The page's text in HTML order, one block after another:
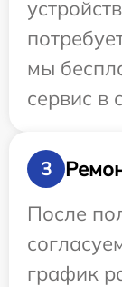
мы
сервис в
3
После
график